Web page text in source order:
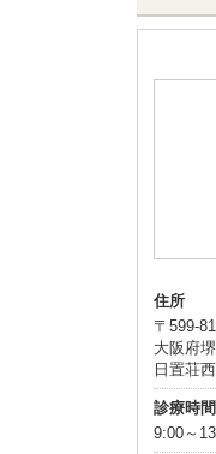
住所
〒599-
大阪府
日置荘
診療時間
9:00～